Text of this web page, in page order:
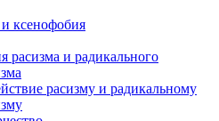
ксенофобия
расизма и радикального
расизму и радикальному